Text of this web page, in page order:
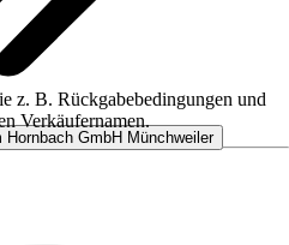
Hornbach GmbH Münchweiler
z. B. Rückgabebedingungen und
Verkäufernamen.